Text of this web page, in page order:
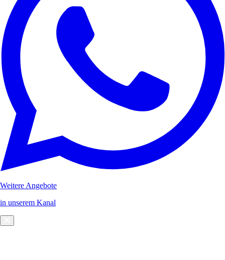
Weitere Angebote
in unserem Kanal